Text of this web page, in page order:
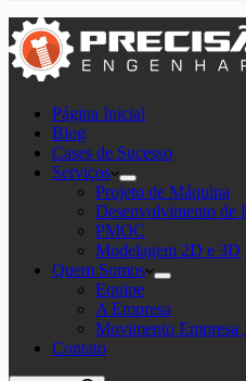
Página Inicial
Blog
Cases de Sucesso
Serviços
Projeto de Máquina
Desenvolvimento de
PMOC
Modelagem 2D e 3D
Quem Somos
Equipe
A Empresa
Movimento Empresa
Contato